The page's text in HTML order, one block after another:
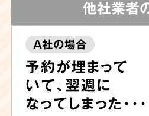
他社業者
A社の場合
予約が埋まって
いて、翌週に
なってしまった･･･